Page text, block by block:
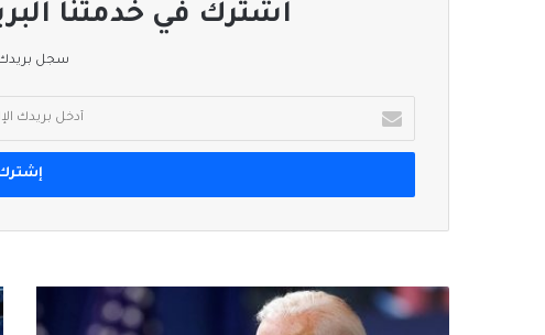
اشترك في خدمتنا
سجل بريدك
بريدك
الإلكتروني